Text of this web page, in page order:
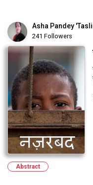
Asha Pandey
241 Followers
Abstract